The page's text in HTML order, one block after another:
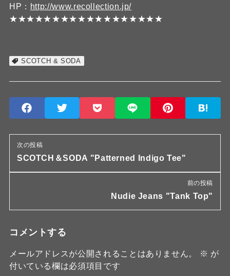
HP： http://www.recollection.jp/
★★★★★★★★★★★★★★★★★★
SCOTCH & SODA
次の投稿
SCOTCH＆SODA "Patterned Indigo Tee"
前の投稿
Nudie Jeans "Tank Top"
コメントする
メールアドレスが公開されることはありません。 ※ が
付いている欄は必須項目です